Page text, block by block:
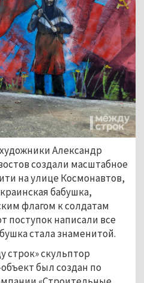
Александр
создали масштабное
на улице Космонавтов,
бабушка,
флагом к солдатам
поступок написали все
стала знаменитой.
строк» скульптор
был создан по